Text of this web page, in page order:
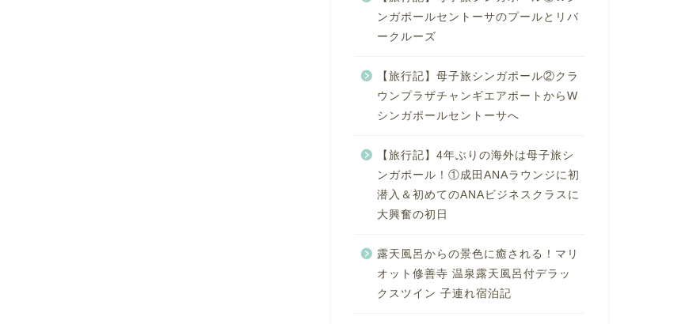
ンガポールセントーサのプールとリバ
ークルーズ
【旅行記】母子旅シンガポール②クラ
ウンプラザチャンギエアポートからW
シンガポールセントーサへ
【旅行記】4年ぶりの海外は母子旅シ
ンガポール！①成田ANAラウンジに初
潜入＆初めてのANAビジネスクラスに
大興奮の初日
露天風呂からの景色に癒される！マリ
オット修善寺 温泉露天風呂付デラッ
クスツイン 子連れ宿泊記